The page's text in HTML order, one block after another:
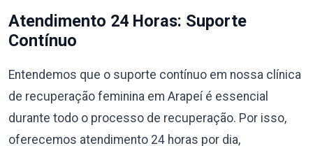
Atendimento 24 Horas: Suporte
Contínuo
Entendemos que o suporte contínuo em nossa clínica
de recuperação feminina em Arapeí é essencial
durante todo o processo de recuperação. Por isso,
oferecemos atendimento 24 horas por dia,